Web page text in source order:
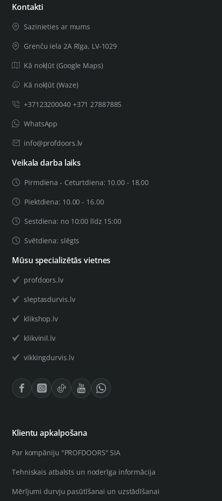
Kontakti
Sazinieties ar mums
Grenču iela 2A Rīga, LV-1029
Kā nokļūt (Google Maps)
Kā nokļūt (Waze)
+37123200040 +371 27887885
WhatsApp
info@profdoors.lv
Veikala darba laiks
Pirmdiena - Ceturtdiena: 10.00 - 18.00
Piektdiena: 10.00 - 16.00
Sestdiena: no 10:00 līdz 15:00
Svētdiena: slēgts
Mūsu specializētās vietnes
profdoors.lv
sleptasdurvis.lv
klikshop.lv
klikvinil.lv
vikkingdurvis.lv
Klientu apkalpošana
Par kompāniju "PROFDOORS" SIA
Tehniskais atbalsts un noderīga informācija
Mērījumi durvju pasūtīšanai un uzstādīšanai